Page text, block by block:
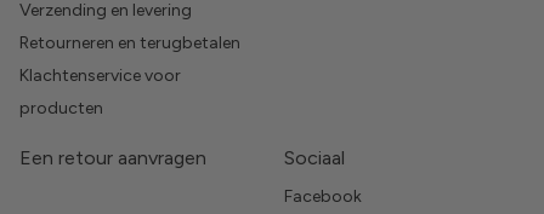
Verzending en levering
Retourneren en terugbetalen
Klachtenservice voor
producten
Een retour aanvragen Sociaal
Facebook